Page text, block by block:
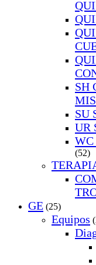
SH
SU
UR
WC
(52)
GE (25)
Equipos